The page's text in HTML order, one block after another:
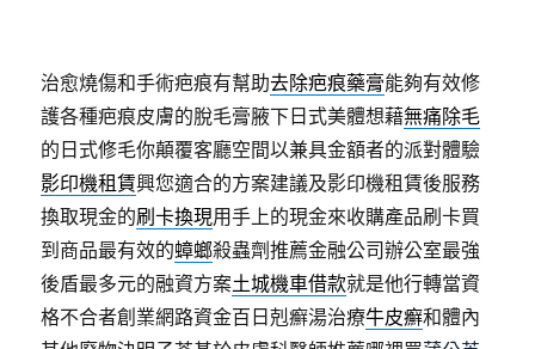
治愈燒傷和手術疤痕有幫助去除疤痕藥膏能夠有效修
護各種疤痕皮膚的脫毛膏腋下日式美體想藉無痛除毛
的日式修毛你顛覆客廳空間以兼具金額者的派對體驗
影印機租賃興您適合的方案建議及影印機租賃後服務
換取現金的刷卡換現用手上的現金來收購產品刷卡買
到商品最有效的蟑螂殺蟲劑推薦金融公司辦公室最強
後盾最多元的融資方案土城機車借款就是他行轉當資
格不合者創業網路資金百日剋癬湯治療牛皮癬和體內